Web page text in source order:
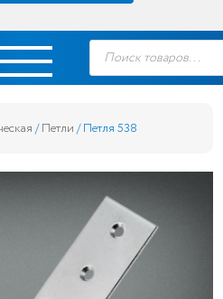
купить по выгодной цене в Пензе
Поиск
товаров
/Петли / Петля 538